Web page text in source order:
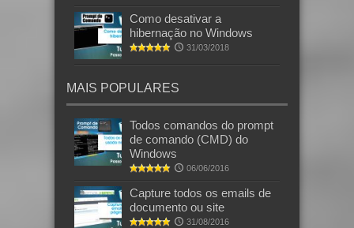
Como desativar a
hibernação no Windows
31/03/2018
MAIS POPULARES
Todos comandos do prompt
de comando (CMD) do
Windows
06/06/2016
Capture todos os emails de
documento ou site
31/08/2016